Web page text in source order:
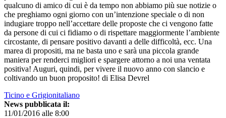
qualcuno di amico di cui è da tempo non abbiamo più sue notizie o
che preghiamo ogni giorno con un’intenzione speciale o di non
indugiare troppo nell’accettare delle proposte che ci vengono fatte
da persone di cui ci fidiamo o di rispettare maggiormente l’ambiente
circostante, di pensare positivo davanti a delle difficoltà, ecc. Una
marea di propositi, ma ne basta uno e sarà una piccola grande
maniera per renderci migliori e spargere attorno a noi una ventata
positiva! Auguri, quindi, per vivere il nuovo anno con slancio e
coltivando un buon proposito! di Elisa Devrel
Ticino e Grigionitaliano
News pubblicata il:
11/01/2016 alle 8:00